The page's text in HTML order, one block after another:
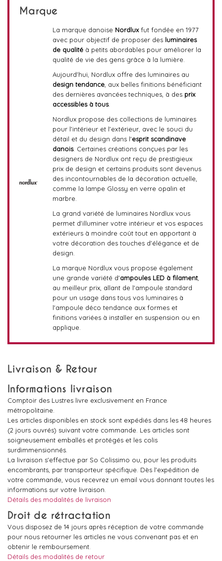
Marque
La marque danoise Nordluxfut fondée en 1977
avec pour objectif de proposer des luminaires
de qualitéà petits abordables pour améliorer la
qualité de vie des gens grâce à la lumière.
Aujourd'hui, Nordlux offre des luminaires au
design tendance, aux belles finitions bénéficiant
des dernières avancées techniques, à des prix
accessibles à tous.
Nordlux propose des collections de luminaires
pour l'intérieur et l'extérieur, avec le souci du
détail et du design dans l'esprit scandinave
danois. Certaines créations conçues par les
designers de Nordlux ont reçu de prestigieux
prix de design et certains produits sont devenus
des incontournables de la décoration actuelle,
comme la lampe Glossy en verre opalin et
marbre.
La grand variété de luminaires Nordlux vous
permet d'illuminer votre intérieur et vos espaces
extérieurs à moindre coût tout en apportant à
votre décoration des touches d'élégance et de
design.
La marque Nordlux vous propose également
une grande variété d'ampoules LED à filament,
au meilleur prix, allant de l'ampoule standard
pour un usage dans tous vos luminaires à
l'ampoule déco tendance aux formes et
finitions variées à installer en suspension ou en
applique.
Livraison & Retour
Informations livraison
Comptoir des Lustres livre exclusivement en France
métropolitaine.
Les articles disponibles en stock sont expédiés dans les 48 heures
(2 jours ouvrés) suivant votre commande. Les articles sont
soigneusement emballés et protégés et les colis
surdimmensionnés.
La livraison s'effectue par So Colissimo ou, pour les produits
encombrants, par transporteur spécifique. Dès l'expédition de
votre commande, vous recevrez un email vous donnant toutes les
informations sur votre livraison.
Détails des modalités de livraison
Droit de rétractation
Vous disposez de 14 jours après réception de votre commande
pour nous retourner les articles ne vous convenant pas et en
obtenir le remboursement.
Détails des modalités de retour